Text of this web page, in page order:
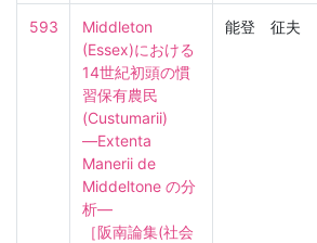
593
Middleton
(Essex)における
14世紀初頭の慣
習保有農民
(Custumarii)
―Extenta
Manerii de
Middeltone の分
析―
［阪南論集(社会
能登 征夫